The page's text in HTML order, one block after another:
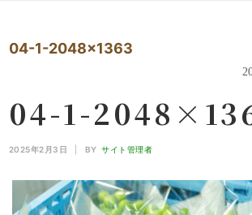
04-1-2048x1363
04-1-
2025年2月3日 BY サイト管理者